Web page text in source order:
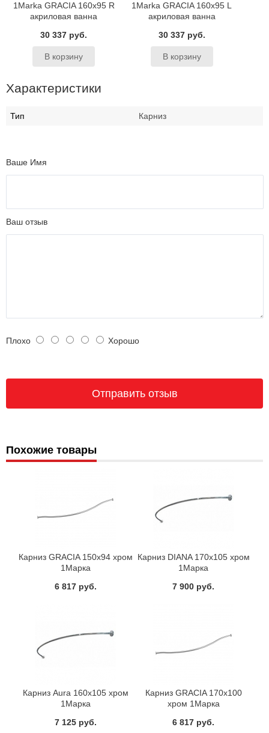
1Marka GRACIA 160х95 R
акриловая ванна
30 337 руб.
1Marka GRACIA 160х95 L
акриловая ванна
30 337 руб.
Характеристики
Тип Карниз
Ваше Имя
Ваш отзыв
Плохо Хорошо
Похожие товары
Карниз GRACIA 150х94 хром
1Марка
6 817 руб.
Карниз DIANA 170х105 хром
1Марка
7 900 руб.
Карниз Aura 160х105 хром
1Марка
7 125 руб.
Карниз GRACIA 170х100
хром 1Марка
6 817 руб.